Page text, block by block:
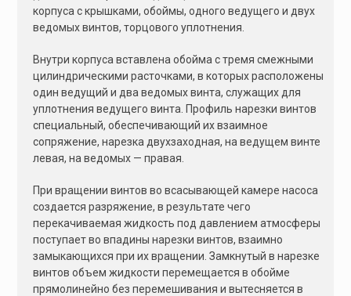
корпуса с крышками, обоймы, одного ведущего и двух
ведомых винтов, торцового уплотнения.
Внутри корпуса вставлена обойма с тремя смежными
цилиндрическими расточками, в которых расположены
один ведущий и два ведомых винта, служащих для
уплотнения ведущего винта. Профиль нарезки винтов
специальный, обеспечивающий их взаимное
сопряжение, нарезка двухзаходная, на ведущем винте
левая, на ведомых — правая.
При вращении винтов во всасывающей камере насоса
создается разряжение, в результате чего
перекачиваемая жидкость под давлением атмосферы
поступает во впадины нарезки винтов, взаимно
замыкающихся при их вращении. Замкнутый в нарезке
винтов объем жидкости перемещается в обойме
прямолинейно без перемешивания и вытесняется в